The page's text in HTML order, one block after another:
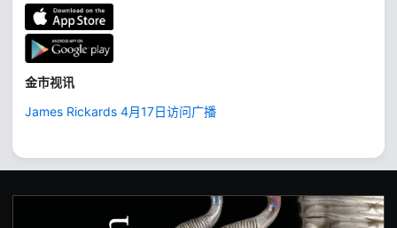
金市视讯
James Rickards 4月17日访问广播